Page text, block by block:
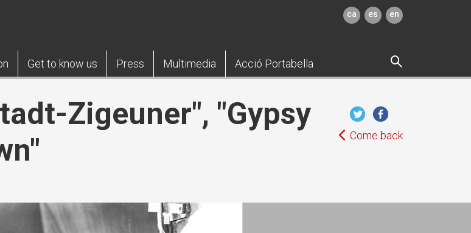
ca es en
Get to know us Press Multimedia Acció Portabella
Zigeuner", "Gypsy
Come back